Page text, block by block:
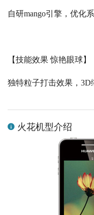
自研mango引擎，优化
【技能效果 惊艳眼球】
独特粒子打击效果， 3D
火花机型介绍